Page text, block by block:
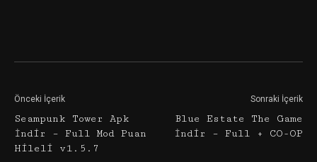
Önceki İçerik
Seampunk Tower Apk
İndir – Full Mod Puan
Hileli v1.5.7
Sonraki İçerik
Blue Estate The Game
İndir – Full + CO-OP